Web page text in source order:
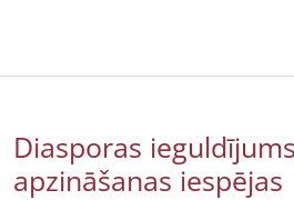
Diasporas
apzināšanas iespējas